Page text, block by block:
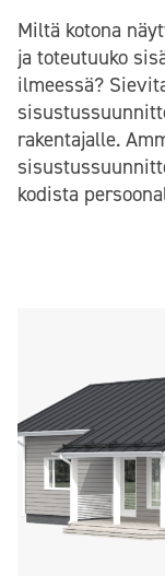
Miltä kotona
ja toteutuuko
ilmeessä?
rakentajalle.
kodista